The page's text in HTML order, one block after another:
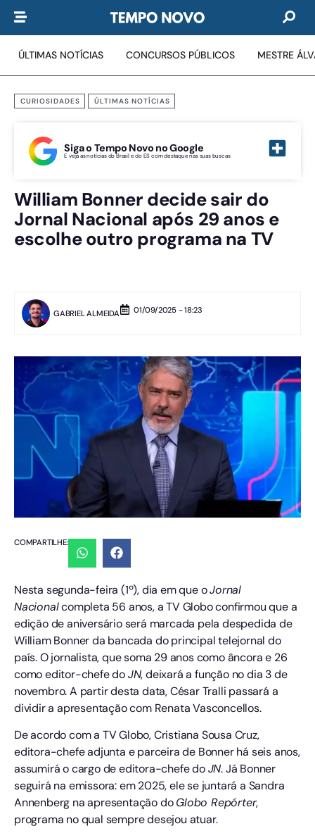
ÚLTIMAS NOTÍCIAS CONCURSOS PÚBLICOS MESTRE
CURIOSIDADES ÚLTIMAS NOTÍCIAS
Siga o Tempo Novo no Google
E veja as notícias do Brasil e do ES com destaque nas suas buscas
William Bonner decide sair do
Jornal Nacional após 29 anos e
escolhe outro programa na TV
GABRIEL ALMEIDA 01/09/2025 - 18:23
COMPARTILHE:
Nesta segunda-feira (1º), dia em que oJornal
Nacionalcompleta 56 anos, a TV Globo confirmou que a
edição de aniversário será marcada pela despedida de
William Bonner da bancada do principal telejornal do
país. O jornalista, que soma 29 anos como âncora e 26
como editor-chefe doJN, deixará a função no dia 3 de
novembro. A partir desta data, César Tralli passará a
dividir a apresentação com Renata Vasconcellos.
De acordo com a TV Globo, Cristiana Sousa Cruz,
editora-chefe adjunta e parceira de Bonner há seis anos,
assumirá o cargo de editora-chefe doJN. Já Bonner
seguirá na emissora: em 2025, ele se juntará a Sandra
Annenberg na apresentação doGlobo Repórter,
programa no qual sempre desejou atuar.